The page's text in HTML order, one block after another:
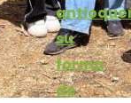
su
forma
de